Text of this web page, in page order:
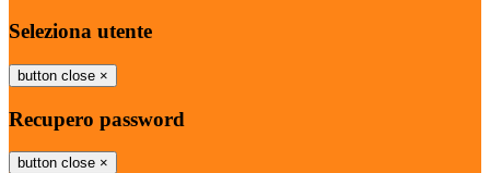
Seleziona utente
button close ×
Recupero password
button close ×